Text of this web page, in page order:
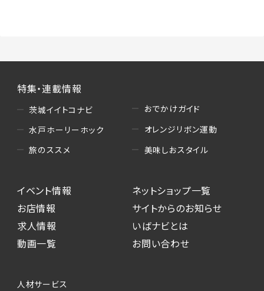
特集・連載情報
茨城イイトコナビ
水戸ホーリーホック
旅のススメ
おでかけガイド
オレンジリボン運動
美味しおスタイル
イベント情報
お店情報
求人情報
動画一覧
ネットショップ一覧
サイトからのお知らせ
いばナビとは
お問い合わせ
人材サービス